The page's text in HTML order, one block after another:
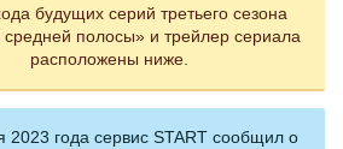
будущих серий третьего сезона
полосы» и трейлер сериала
расположены ниже.
2023 года сервис START сообщил о